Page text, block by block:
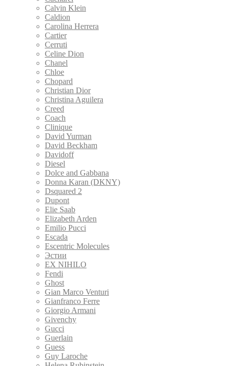
Calvin Klein
Caldion
Carolina Herrera
Cartier
Cerruti
Celine Dion
Chanel
Chloe
Chopard
Christian Dior
Christina Aguilera
Creed
Coach
Clinique
David Yurman
David Beckham
Davidoff
Diesel
Dolce and Gabbana
Donna Karan (DKNY)
Dsquared 2
Dupont
Elie Saab
Elizabeth Arden
Emilio Pucci
Escada
Escentric Molecules
Эстии
EX NIHILO
Fendi
Ghost
Gian Marco Venturi
Gianfranco Ferre
Giorgio Armani
Givenchy
Gucci
Guerlain
Guess
Guy Laroche